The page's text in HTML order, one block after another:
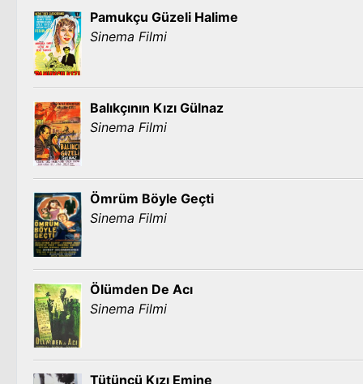
Pamukçu Güzeli Halime
Sinema Filmi
Balıkçının Kızı Gülnaz
Sinema Filmi
Ömrüm Böyle Geçti
Sinema Filmi
Ölümden De Acı
Sinema Filmi
Tütüncü Kızı Emine